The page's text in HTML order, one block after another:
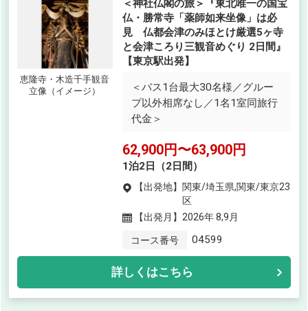
恵隆寺・木造千手観音
立像（イメージ）
＜神社仏閣の旅＞『東北唯一の国宝
仏・勝常寺「薬師如来坐像」は必
見 仏都会津のみほとけ厳選5ヶ寺
と会津ころり三観音めぐり 2日間』
【東京駅出発】
＜バス1台最大30名様／グルー
プ以外相席なし／1名1室同旅行
代金＞
62,900円〜63,900円
1泊2日（2日間）
【出発地】 関東/埼玉県,関東/東京23
区
【出発月】 2026年 8,9月
コース番号 04599
詳しくはこちら